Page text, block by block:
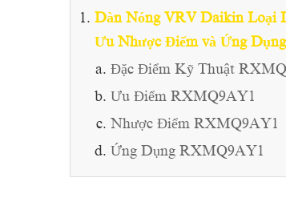
Dàn Nóng VRV Daikin Loại
Ưu Nhược Điểm và Ứng Dụng
Đặc Điểm Kỹ Thuật
Ưu Điểm RXMQ9AY1
Nhược Điểm RXMQ9AY1
Ứng Dụng RXMQ9AY1